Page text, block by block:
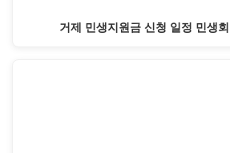
거제 민생지원금 신청 일정 민생